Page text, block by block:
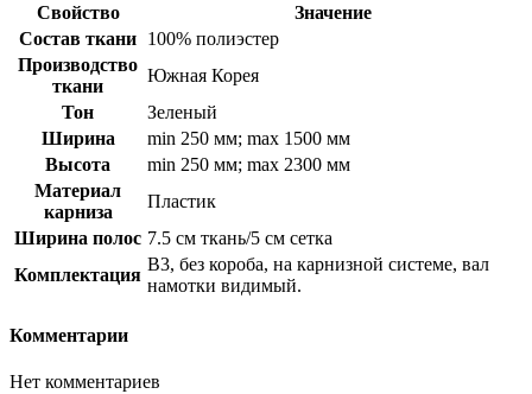
Свойство
Значение
Состав ткани 100% полиэстер
Производство
ткани
Южная Корея
Тон
Зеленый
Ширина
min 250 мм; max 1500 мм
Высота
min 250 мм; max 2300 мм
Материал
карниза
Пластик
Ширина полос 7.5 см ткань/5 см сетка
Комплектация
B3, без короба, на карнизной системе, вал
намотки видимый.
Комментарии
Нет комментариев